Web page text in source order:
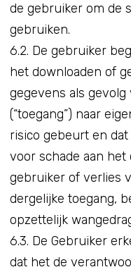
de gebruiker om de
gebruiken.
6.2. De gebruiker
het downloaden of
gegevens als
(“toegang”) naar
risico gebeurt en
voor schade aan
gebruiker of verlies
dergelijke toegang,
opzettelijk
6.3. De Gebruiker
dat het de